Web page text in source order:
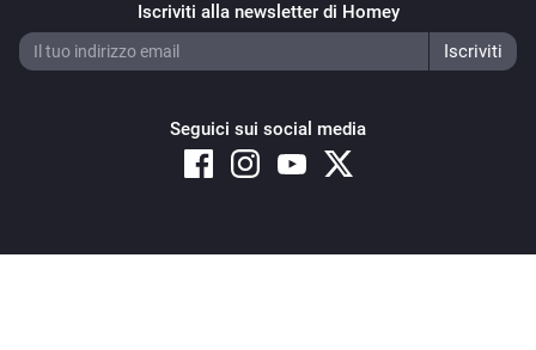
Iscriviti alla newsletter di Homey
Seguici sui social media